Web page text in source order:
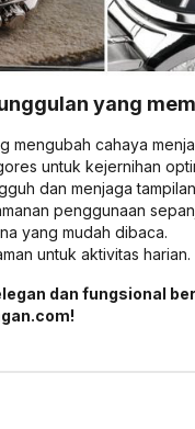
yang
mengubah cahaya
untuk kejernihan
dan menjaga
penggunaan
yang mudah dibaca.
untuk aktivitas harian.
dan fungsional